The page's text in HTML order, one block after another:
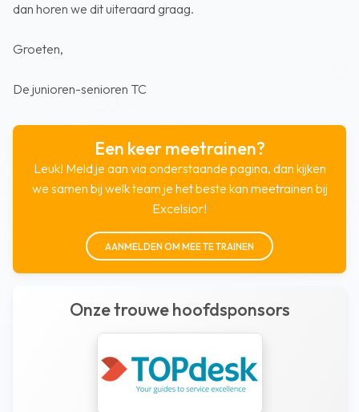
dan horen we dit uiteraard graag.
Groeten,
De junioren-senioren TC
Een keer meetrainen?
Leuk! Meld je aan via onderstaande pagina, dan kijken
we samen bij welk team je het beste kan meetrainen bij
Excelsior!
AANMELDEN OM MEE TE TRAINEN
Onze trouwe hoofdsponsors